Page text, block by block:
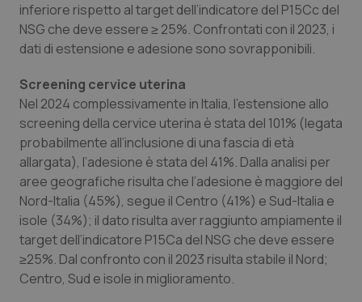
inferiore rispetto al target dell’indicatore del P15Cc del
NSG che deve essere ≥ 25%. Confrontati con il 2023, i
dati di estensione e adesione sono sovrapponibili.
Screening cervice uterina
Nel 2024 complessivamente in Italia, l’estensione allo
screening della cervice uterina è stata del 101% (legata
probabilmente all’inclusione di una fascia di età
allargata), l’adesione è stata del 41%. Dalla analisi per
aree geografiche risulta che l’adesione è maggiore del
Nord-Italia (45%), segue il Centro (41%) e Sud-Italia e
isole (34%); il dato risulta aver raggiunto ampiamente il
target dell’indicatore P15Ca del NSG che deve essere
≥25%. Dal confronto con il 2023 risulta stabile il Nord;
Centro, Sud e isole in miglioramento.
CookieScriptConsent
CookieScript
www.quotidianosanita.it
5